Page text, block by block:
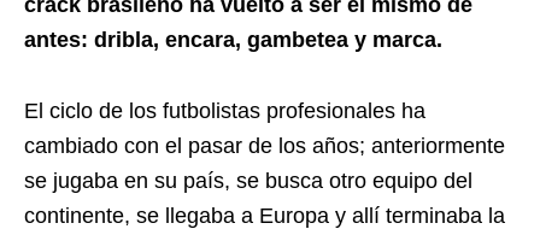
crack brasileño ha vuelto a ser el mismo de
antes: dribla, encara, gambetea y marca.
El ciclo de los futbolistas profesionales ha
cambiado con el pasar de los años; anteriormente
se jugaba en su país, se busca otro equipo del
continente, se llegaba a Europa y allí terminaba la